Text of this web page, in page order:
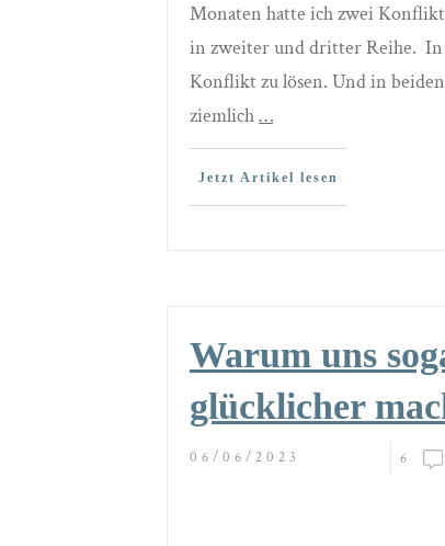
Monaten hatte ich zwei
in zweiter und dritter Reihe. In
Konflikt zu lösen. Und in
ziemlich…
Jetzt Artikel lesen
Warum uns
glücklicher
06/06/2023 6